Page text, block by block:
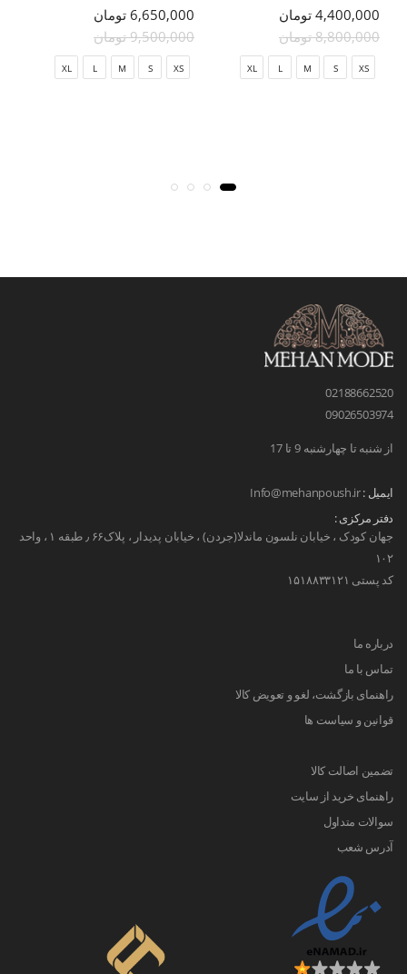
4,400,000 تومان
8,800,000 تومان
XS
S
M
L
XL
6,650,000 تومان
9,500,000 تومان
XS
S
M
L
XL
02188662520
09026503974
از شنبه تا چهارشنبه 9 تا 17
ایمیل :Info@mehanpoush.ir
دفتر مرکزی :
جهان کودک ، خیابان نلسون ماندلا(جردن) ، خیابان پدیدار ، پلاک۶۶ ٫ طبقه ۱ ، واحد
۱۰۲
کد پستی ۱۵۱۸۸۳۳۱۲۱
درباره ما
تماس با ما
راهنمای بازگشت، لغو و تعویض کالا
قوانین و سیاست ها
تضمین اصالت کالا
راهنمای خرید از سایت
سوالات متداول
آدرس شعب